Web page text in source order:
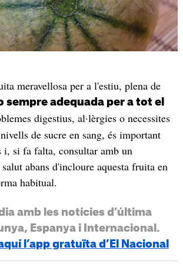
meravellosa per a l'estiu, plena de
sempre adequada per a tot el
digestius, al·lèrgies o necessites
de sucre en sang, és important
i, si fa falta, consultar amb un
abans d'incloure aquesta fruita en
habitual.
amb les notícies d’última
Espanya i Internacional.
l’app gratuïta d’El Nacional